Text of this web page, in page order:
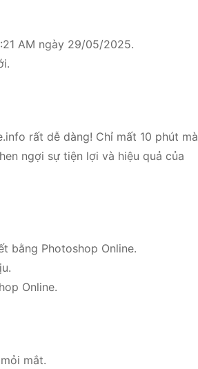
AM ngày 29/05/2025.
rất dễ dàng! Chỉ mất 10 phút mà
ngợi sự tiện lợi và hiệu quả của
bằng Photoshop Online.
Online.
mắt.